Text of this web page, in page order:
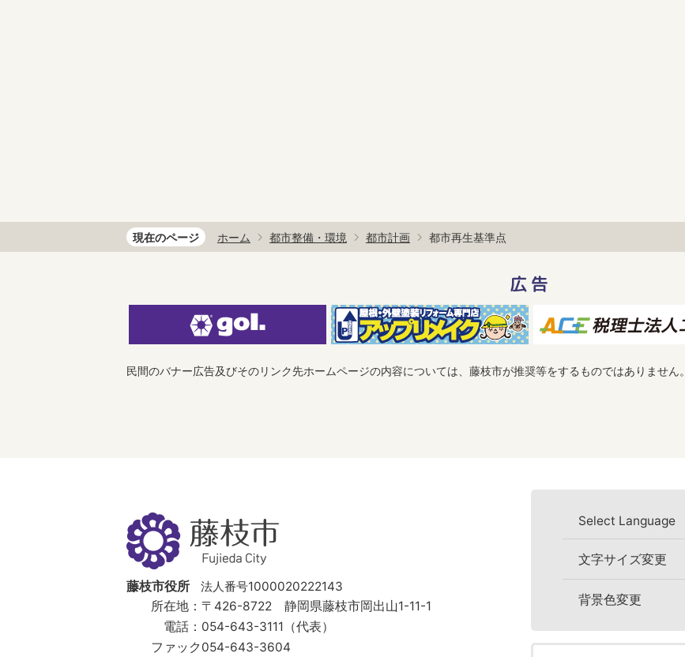
現在のページ ホーム 都市整備・環境 都市計画 都市再生基準点
広告
民間のバナー広告及びそのリンク先ホームページの内容については、藤枝市が推奨等をするものではありません。
藤
枝
市
Fujieda
City
藤枝市役所
法人番号1000020222143
所在地： 〒426-8722 静岡県藤枝市岡出山1-11-1
電話： 054-643-3111（代表）
ファック 054-643-3604
Select Language
文字サイズ変更
背景色変更